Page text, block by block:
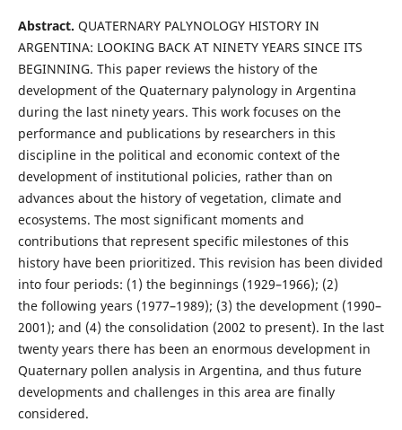
Abstract. QUATERNARY PALYNOLOGY HISTORY IN
ARGENTINA: LOOKING BACK AT NINETY YEARS SINCE ITS
BEGINNING. This paper reviews the history of the
development of the Quaternary palynology in Argentina
during the last ninety years. This work focuses on the
performance and publications by researchers in this
discipline in the political and economic context of the
development of institutional policies, rather than on
advances about the history of vegetation, climate and
ecosystems. The most significant moments and
contributions that represent specific milestones of this
history have been prioritized. This revision has been divided
into four periods: (1) the beginnings (1929–1966); (2)
the following years (1977–1989); (3) the development (1990–
2001); and (4) the consolidation (2002 to present). In the last
twenty years there has been an enormous development in
Quaternary pollen analysis in Argentina, and thus future
developments and challenges in this area are finally
considered.